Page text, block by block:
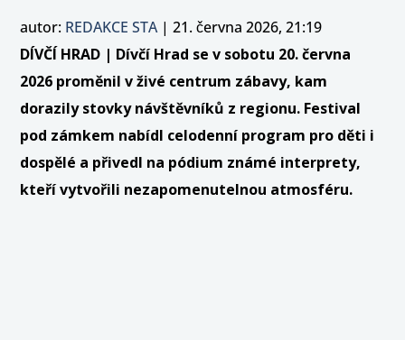
autor: REDAKCE STA|21. června 2026, 21:19
DÍVČÍ HRAD | Dívčí Hrad se v sobotu 20. června
2026 proměnil v živé centrum zábavy, kam
dorazily stovky návštěvníků z regionu. Festival
pod zámkem nabídl celodenní program pro děti i
dospělé a přivedl na pódium známé interprety,
kteří vytvořili nezapomenutelnou atmosféru.